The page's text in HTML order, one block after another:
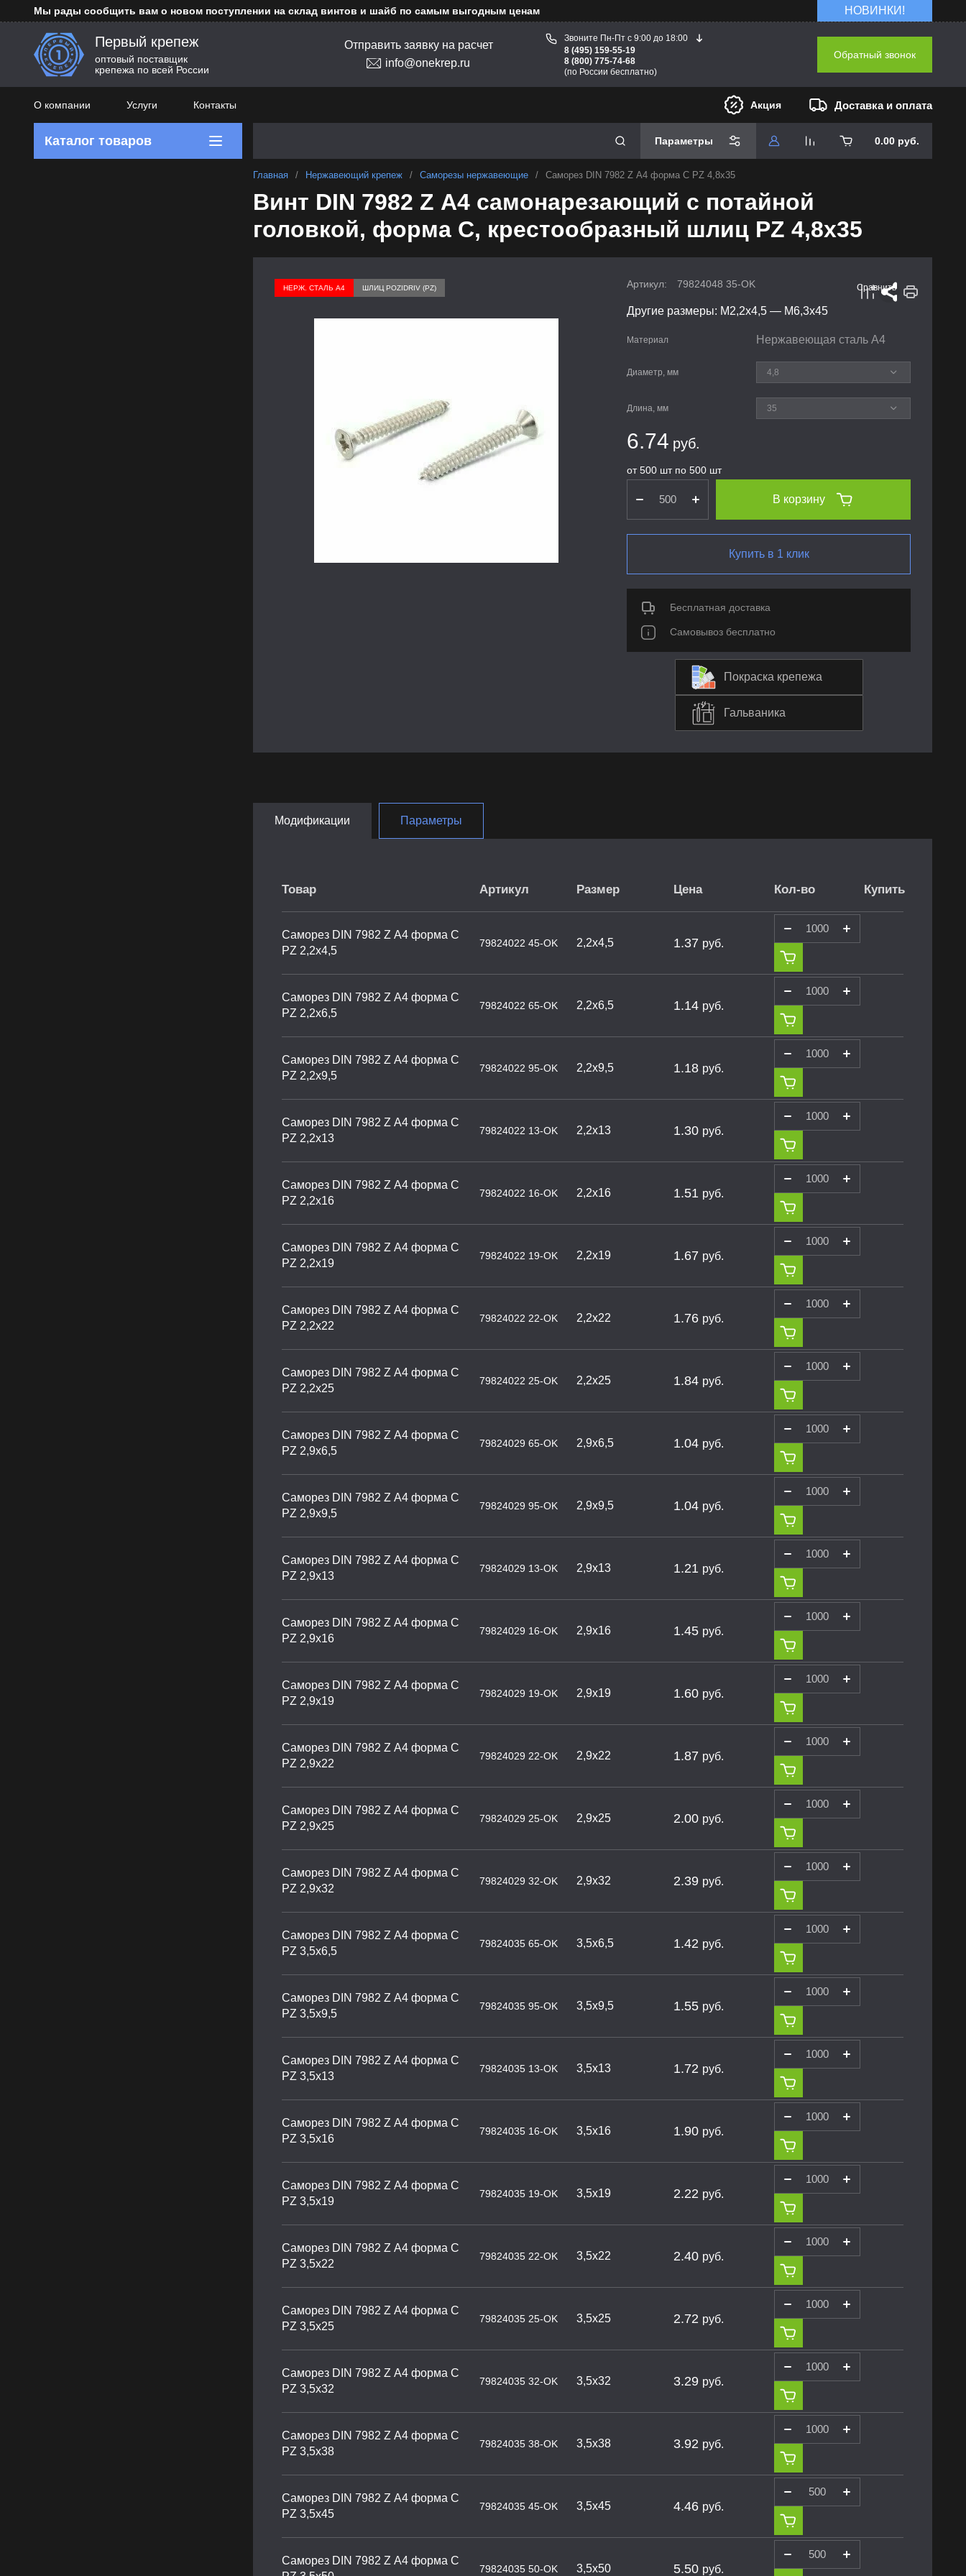
Мы рады сообщить вам о новом поступлении на склад винтов и шайб по самым выгодным ценам НОВИНКИ!
Первый крепеж
оптовый поставщик
крепежа по всей России
Отправить заявку на расчет
info@onekrep.ru
Звоните Пн-Пт с 9:00 до 18:00
8 (495) 159-55-19
8 (800) 775-74-68
(по России бесплатно)
Обратный звонок
О компании Услуги Контакты Акция Доставка и оплата
Каталог товаров Параметры 0.00 руб.
Главная / Нержавеющий крепеж / Саморезы нержавеющие / Саморез DIN 7982 Z А4 форма С PZ 4,8х35
Винт DIN 7982 Z А4 самонарезающий с потайной
головкой, форма С, крестообразный шлиц PZ 4,8х35
Сравнить
НЕРЖ. СТАЛЬ А4 ШЛИЦ POZIDRIV (PZ) Артикул: 79824048 35-OK
Другие размеры: М2,2х4,5 — М6,3х45
Материал Нержавеющая сталь А4
Диаметр, мм
Длина, мм
6.74 руб.
от 500 шт по 500 шт
В корзину
Купить в 1 клик
Бесплатная доставка
Самовывоз бесплатно
Покраска крепежа
Гальваника
Модификации Параметры
Товар Артикул Размер Цена Кол-во Купить
Саморез DIN 7982 Z А4 форма С
PZ 2,2х4,5
79824022 45-OK 2,2х4,5 1.37 руб.
Саморез DIN 7982 Z А4 форма С
PZ 2,2х6,5
79824022 65-OK 2,2х6,5 1.14 руб.
Саморез DIN 7982 Z А4 форма С
PZ 2,2х9,5
79824022 95-OK 2,2х9,5 1.18 руб.
Саморез DIN 7982 Z А4 форма С
PZ 2,2х13
79824022 13-OK 2,2х13 1.30 руб.
Саморез DIN 7982 Z А4 форма С
PZ 2,2х16
79824022 16-OK 2,2х16 1.51 руб.
Саморез DIN 7982 Z А4 форма С
PZ 2,2х19
79824022 19-OK 2,2х19 1.67 руб.
Саморез DIN 7982 Z А4 форма С
PZ 2,2х22
79824022 22-OK 2,2х22 1.76 руб.
Саморез DIN 7982 Z А4 форма С
PZ 2,2х25
79824022 25-OK 2,2х25 1.84 руб.
Саморез DIN 7982 Z А4 форма С
PZ 2,9х6,5
79824029 65-OK 2,9х6,5 1.04 руб.
Саморез DIN 7982 Z А4 форма С
PZ 2,9х9,5
79824029 95-OK 2,9х9,5 1.04 руб.
Саморез DIN 7982 Z А4 форма С
PZ 2,9х13
79824029 13-OK 2,9х13 1.21 руб.
Саморез DIN 7982 Z А4 форма С
PZ 2,9х16
79824029 16-OK 2,9х16 1.45 руб.
Саморез DIN 7982 Z А4 форма С
PZ 2,9х19
79824029 19-OK 2,9х19 1.60 руб.
Саморез DIN 7982 Z А4 форма С
PZ 2,9х22
79824029 22-OK 2,9х22 1.87 руб.
Саморез DIN 7982 Z А4 форма С
PZ 2,9х25
79824029 25-OK 2,9х25 2.00 руб.
Саморез DIN 7982 Z А4 форма С
PZ 2,9х32
79824029 32-OK 2,9х32 2.39 руб.
Саморез DIN 7982 Z А4 форма С
PZ 3,5х6,5
79824035 65-OK 3,5х6,5 1.42 руб.
Саморез DIN 7982 Z А4 форма С
PZ 3,5х9,5
79824035 95-OK 3,5х9,5 1.55 руб.
Саморез DIN 7982 Z А4 форма С
PZ 3,5х13
79824035 13-OK 3,5х13 1.72 руб.
Саморез DIN 7982 Z А4 форма С
PZ 3,5х16
79824035 16-OK 3,5х16 1.90 руб.
Саморез DIN 7982 Z А4 форма С
PZ 3,5х19
79824035 19-OK 3,5х19 2.22 руб.
Саморез DIN 7982 Z А4 форма С
PZ 3,5х22
79824035 22-OK 3,5х22 2.40 руб.
Саморез DIN 7982 Z А4 форма С
PZ 3,5х25
79824035 25-OK 3,5х25 2.72 руб.
Саморез DIN 7982 Z А4 форма С
PZ 3,5х32
79824035 32-OK 3,5х32 3.29 руб.
Саморез DIN 7982 Z А4 форма С
PZ 3,5х38
79824035 38-OK 3,5х38 3.92 руб.
Саморез DIN 7982 Z А4 форма С
PZ 3,5х45
79824035 45-OK 3,5х45 4.46 руб.
Саморез DIN 7982 Z А4 форма С
79824035 50-OK 3,5х50 5.50 руб.